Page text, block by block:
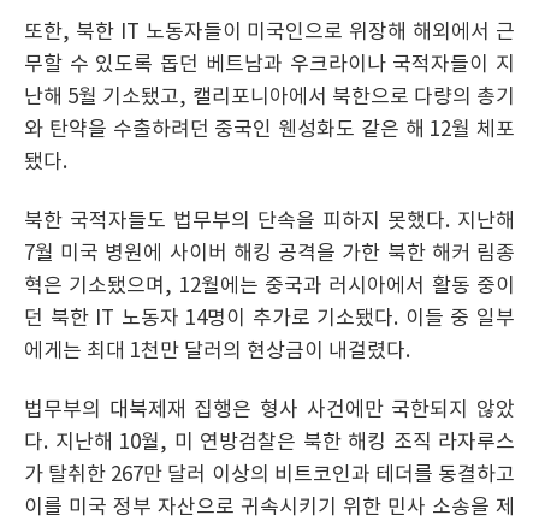
또한, 북한 IT 노동자들이 미국인으로 위장해 해외에서 근
무할 수 있도록 돕던 베트남과 우크라이나 국적자들이 지
난해 5월 기소됐고, 캘리포니아에서 북한으로 다량의 총기
와 탄약을 수출하려던 중국인 웬성화도 같은 해 12월 체포
됐다.
북한 국적자들도 법무부의 단속을 피하지 못했다. 지난해
7월 미국 병원에 사이버 해킹 공격을 가한 북한 해커 림종
혁은 기소됐으며, 12월에는 중국과 러시아에서 활동 중이
던 북한 IT 노동자 14명이 추가로 기소됐다. 이들 중 일부
에게는 최대 1천만 달러의 현상금이 내걸렸다.
법무부의 대북제재 집행은 형사 사건에만 국한되지 않았
다. 지난해 10월, 미 연방검찰은 북한 해킹 조직 라자루스
가 탈취한 267만 달러 이상의 비트코인과 테더를 동결하고
이를 미국 정부 자산으로 귀속시키기 위한 민사 소송을 제